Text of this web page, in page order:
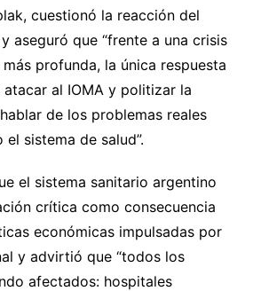
cuestionó la reacción del
aseguró que “frente a una crisis
profunda, la única respuesta
atacar al IOMA y politizar la
de los problemas reales
sistema de salud”.
el sistema sanitario argentino
crítica como consecuencia
económicas impulsadas por
y advirtió que “todos los
afectados: hospitales